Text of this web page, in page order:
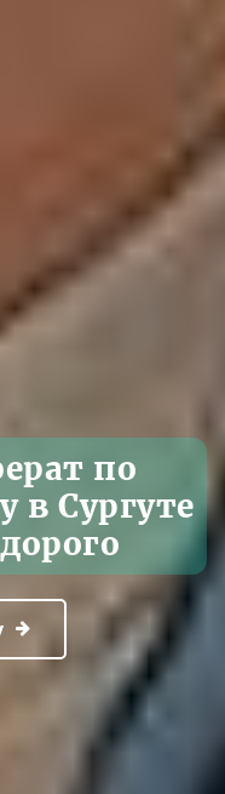
по
в Сургуте